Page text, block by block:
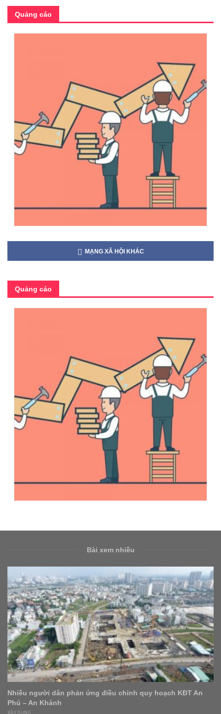
Quảng cáo
MẠNG XÃ HỘI KHÁC
Quảng cáo
Bài xem nhiều
Nhiều người dân phản ứng điều chỉnh quy hoạch KĐT An
Phú – An Khánh
XÂY DỰNG